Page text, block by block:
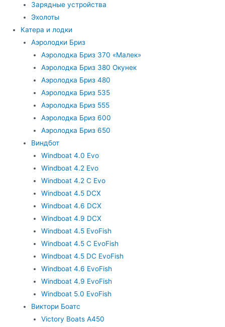
Зарядные устройства
Эхолоты
Катера и лодки
Аэролодки Бриз
Аэролодка Бриз 370 «Малек»
Аэролодка Бриз 380 Окунек
Аэролодка Бриз 480
Аэролодка Бриз 535
Аэролодка Бриз 555
Аэролодка Бриз 600
Аэролодка Бриз 650
Виндбот
Windboat 4.0 Evo
Windboat 4.2 Evo
Windboat 4.2 C Evo
Windboat 4.5 DCX
Windboat 4.6 DCX
Windboat 4.9 DCX
Windboat 4.5 EvoFish
Windboat 4.5 C EvoFish
Windboat 4.5 DC EvoFish
Windboat 4.6 EvoFish
Windboat 4.9 EvoFish
Windboat 5.0 EvoFish
Виктори Боатс
Victory Boats A450